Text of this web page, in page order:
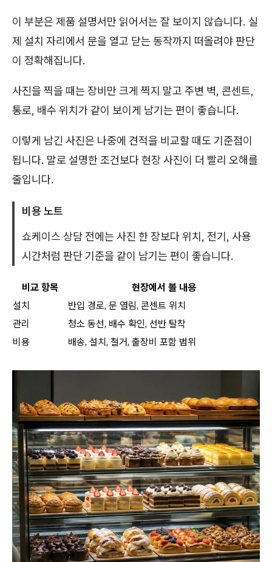
이 부분은 제품 설명서만 읽어서는 잘 보이지 않습니다. 실
제 설치 자리에서 문을 열고 닫는 동작까지 떠올려야 판단
이 정확해집니다.
사진을 찍을 때는 장비만 크게 찍지 말고 주변 벽, 콘센트,
통로, 배수 위치가 같이 보이게 남기는 편이 좋습니다.
이렇게 남긴 사진은 나중에 견적을 비교할 때도 기준점이
됩니다. 말로 설명한 조건보다 현장 사진이 더 빨리 오해를
줄입니다.
비용 노트
쇼케이스 상담 전에는 사진 한 장보다 위치, 전기, 사용
시간처럼 판단 기준을 같이 남기는 편이 좋습니다.
비교 항목
현장에서 볼 내용
설치
반입 경로, 문 열림, 콘센트 위치
관리
청소 동선, 배수 확인, 선반 탈착
비용
배송, 설치, 철거, 출장비 포함 범위